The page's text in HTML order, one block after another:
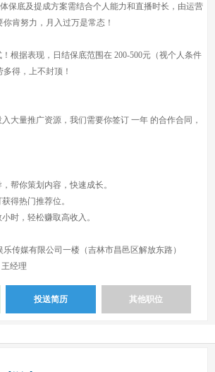
保底及提成方案需结合个人能力和直播时长，由运营
肯努力，月入过万是常态！
根据表现，日结保底范围在 200-500元（视个人条件
得，上不封顶！
大量推广资源，我们需要你签订 一年 的合作合同，
帮你策划内容，快速成长。
得热门推荐位。
时，轻松赚取高收入。
传媒有限公司一楼（吉林市昌邑区解放东路）
王经理
投送简历 其他职位